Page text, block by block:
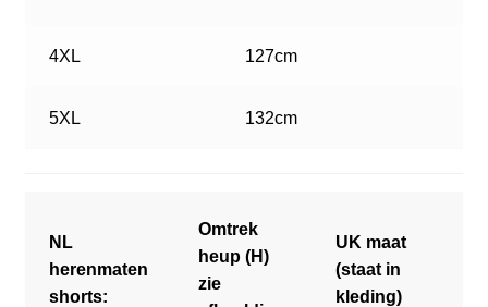
4XL 127cm
5XL 132cm
NL
herenmaten
shorts:
Omtrek
heup (H)
zie
UK maat
(staat in
kleding)